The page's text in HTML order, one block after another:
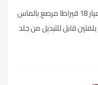
ساعة سيربنتي من الذهب الوردي عيار 18 قيراطا مرصع بالماس
قابل للتبديل من جلد